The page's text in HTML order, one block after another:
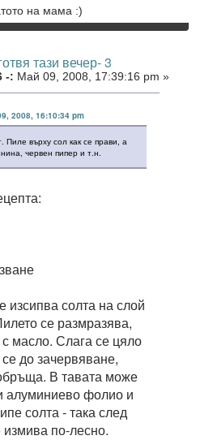
на мама :)
тази вечер- 3
-: Май 09, 2008, 17:39:16 pm »
2008, 16:10:34 pm
Пиле върху сол как се прави, а
червен пипер и т.н.
изсипва солта на слой
се размразява,
масло. Слага се цяло
до зачервяване,
В тавата може
алуминиево фолио и
солта - така след
измива по-лесно.